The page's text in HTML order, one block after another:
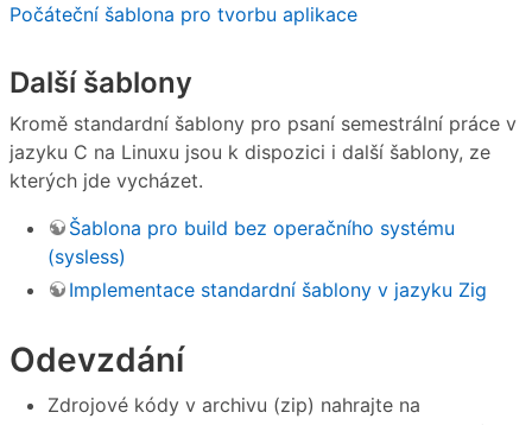
Počáteční šablona pro tvorbu aplikace
Další šablony
Kromě standardní šablony pro psaní semestrální práce v
jazyku C na Linuxu jsou k dispozici i další šablony, ze
kterých jde vycházet.
Šablona pro build bez operačního systému
(sysless)
Implementace standardní šablony v jazyku Zig
Odevzdání
Zdrojové kódy v archivu (zip) nahrajte na